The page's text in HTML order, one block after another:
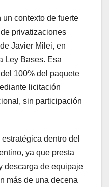
contexto de fuerte
privatizaciones
Javier Milei, en
Ley Bases. Esa
100% del paquete
licitación
sin participación
dentro del
ya que presta
descarga de equipaje
más de una decena